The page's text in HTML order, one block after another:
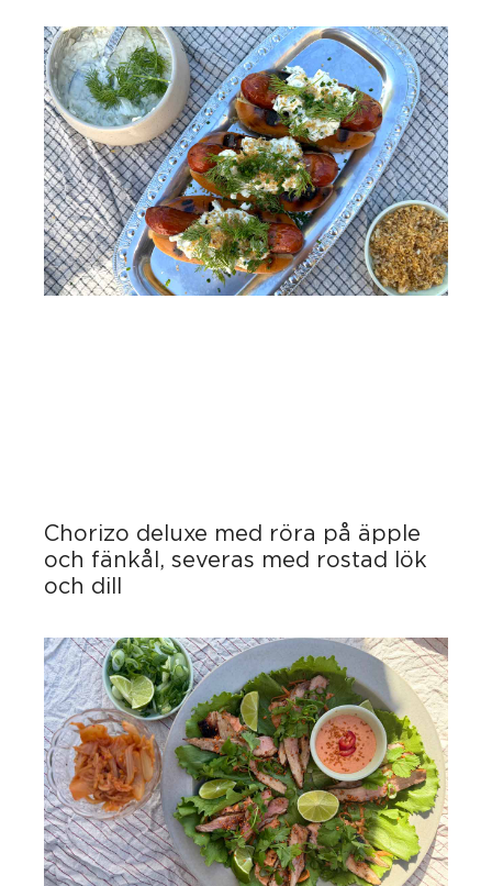
Chorizo deluxe med röra på äpple
och fänkål, severas med rostad lök
och dill